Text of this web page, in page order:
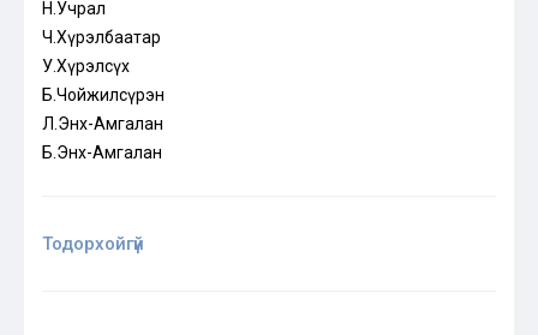
Н.Учрал
Ч.Хүрэлбаатар
У.Хүрэлсүх
Б.Чойжилсүрэн
Л.Энх-Амгалан
Б.Энх-Амгалан
Тодорхойгүй